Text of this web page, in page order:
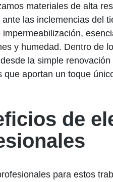
materiales de alta
las inclemencias del
impermeabilización,
y humedad. Dentro de
la simple
que aportan un toque
de
para estos